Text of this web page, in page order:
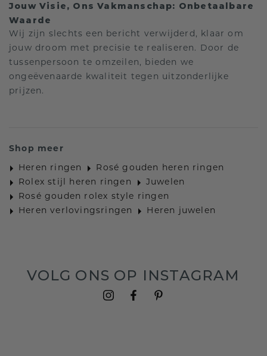
Jouw Visie, Ons Vakmanschap: Onbetaalbare
Waarde
Wij zijn slechts een bericht verwijderd, klaar om
jouw droom met precisie te realiseren. Door de
tussenpersoon te omzeilen, bieden we
ongeëvenaarde kwaliteit tegen uitzonderlijke
prijzen.
Shop meer
Heren ringen
Rosé gouden heren ringen
Rolex stijl heren ringen
Juwelen
Rosé gouden rolex style ringen
Heren verlovingsringen
Heren juwelen
VOLG ONS OP INSTAGRAM